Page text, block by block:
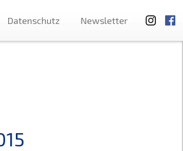
Datenschutz Newsletter